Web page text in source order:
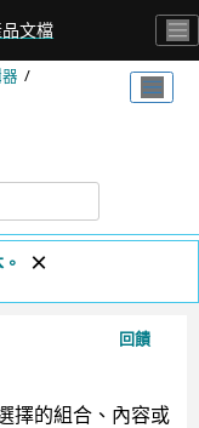
文檔
回饋
擇的組合、內容或